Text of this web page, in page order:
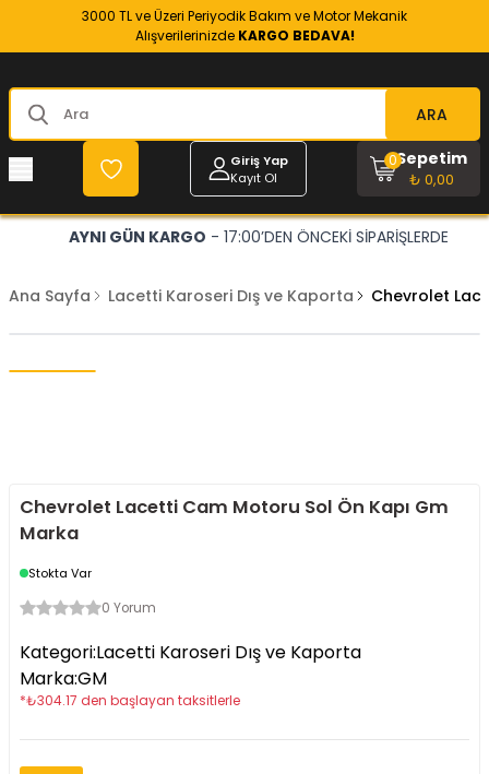
3000 TL ve Üzeri Periyodik Bakım ve Motor Mekanik
Alışverilerinizde KARGO BEDAVA!
ARA
Giriş Yap
Kayıt Ol
Sepetim
₺ 0,00
0
AYNI GÜN KARGO - 17:00’DEN ÖNCEKİ SİPARİŞLERDE
Ana Sayfa Lacetti Karoseri Dış ve Kaporta Chevrolet
Chevrolet Lacetti Cam Motoru Sol Ön Kapı Gm
Marka
Stokta Var
0 Yorum
Kategori:Lacetti Karoseri Dış ve Kaporta
Marka:GM
*₺304.17 den başlayan taksitlerle